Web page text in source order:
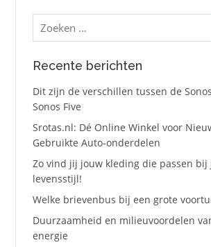
Zoeken
naar:
Recente berichten
Dit zijn de verschillen tussen de
Sonos Five
Srotas.nl: Dé Online Winkel voor
Gebruikte Auto-onderdelen
Zo vind jij jouw kleding die passen bij
levensstijl!
Welke brievenbus bij een grote
Duurzaamheid en milieuvoordelen
energie